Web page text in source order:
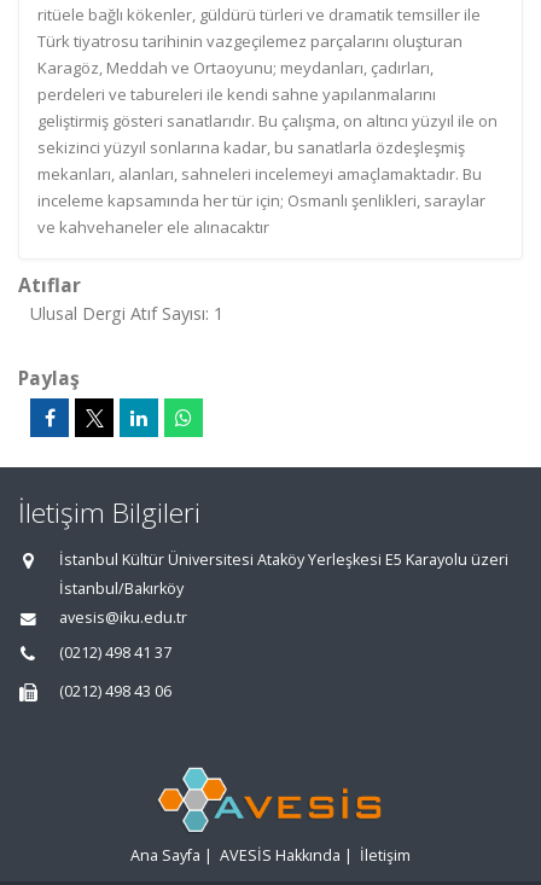
ritüele bağlı kökenler, güldürü türleri ve dramatik temsiller ile
Türk tiyatrosu tarihinin vazgeçilemez parçalarını oluşturan
Karagöz, Meddah ve Ortaoyunu; meydanları, çadırları,
perdeleri ve tabureleri ile kendi sahne yapılanmalarını
geliştirmiş gösteri sanatlarıdır. Bu çalışma, on altıncı yüzyıl ile on
sekizinci yüzyıl sonlarına kadar, bu sanatlarla özdeşleşmiş
mekanları, alanları, sahneleri incelemeyi amaçlamaktadır. Bu
inceleme kapsamında her tür için; Osmanlı şenlikleri, saraylar
ve kahvehaneler ele alınacaktır
Atıflar
Ulusal Dergi Atıf Sayısı: 1
Paylaş
İletişim Bilgileri
İstanbul Kültür Üniversitesi Ataköy Yerleşkesi E5 Karayolu üzeri
İstanbul/Bakırköy
avesis@iku.edu.tr
(0212) 498 41 37
(0212) 498 43 06
Ana Sayfa | AVESİS Hakkında | İletişim